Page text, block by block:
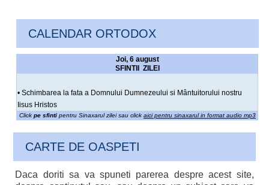
CALENDAR ORTODOX
Joi, 6 august
SFINTII ZILEI
• Schimbarea la fata a Domnului Dumnezeului si Mântuitorului nostru
Iisus Hristos
Click pe sfintipentru Sinaxarul zilei sau click aici pentru sinaxarul in format audio mp3
CARTE DE OASPETI
Daca doriti sa va spuneti parerea despre acest site,